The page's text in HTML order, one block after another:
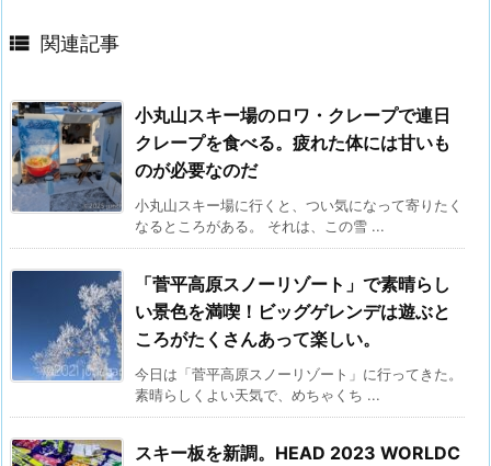
 関連記事
小丸山スキー場のロワ・クレープで連日
クレープを食べる。疲れた体には甘いも
のが必要なのだ
小丸山スキー場に行くと、つい気になって寄りたく
なるところがある。 それは、この雪 ...
「菅平高原スノーリゾート」で素晴らし
い景色を満喫！ビッグゲレンデは遊ぶと
ころがたくさんあって楽しい。
今日は「菅平高原スノーリゾート」に行ってきた。
素晴らしくよい天気で、めちゃくち ...
スキー板を新調。HEAD 2023 WORLDC